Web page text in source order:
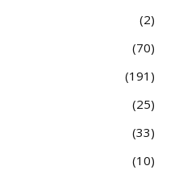
2
70
191
25
33
10